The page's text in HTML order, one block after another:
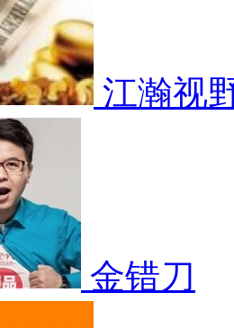
江瀚视
金错刀